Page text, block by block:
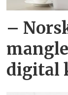
–
digital